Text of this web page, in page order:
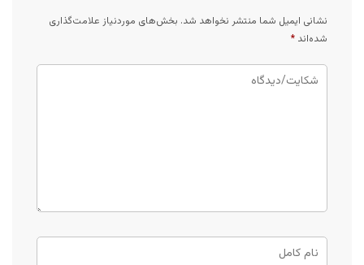
نشانی ایمیل شما منتشر نخواهد شد. بخش‌های موردنیاز علامت‌گذاری
شده‌اند *